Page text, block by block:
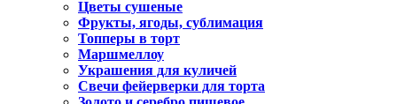
Цветы сушеные
Фрукты, ягоды, сублимация
Топперы в торт
Маршмеллоу
Украшения для куличей
Свечи фейерверки для торта